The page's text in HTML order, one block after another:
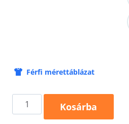
Férfi mérettáblázat
Basic
Free
Kosárba